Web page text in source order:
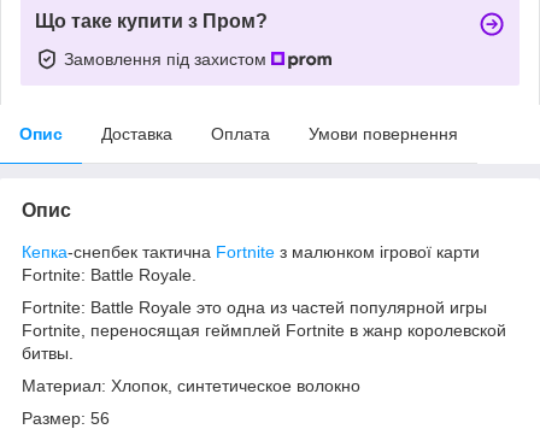
Що таке купити з Пром?
Замовлення під захистом
Опис Доставка Оплата Умови повернення
Опис
Кепка-снепбек тактична Fortnite з малюнком ігрової карти
Fortnite: Battle Royale.
Fortnite: Battle Royale это одна из частей популярной игры
Fortnite, переносящая геймплей Fortnite в жанр королевской
битвы.
Материал: Хлопок, синтетическое волокно
Размер: 56